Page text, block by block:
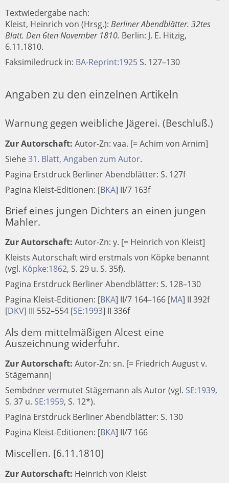
Textwiedergabe nach:
Kleist, Heinrich von (Hrsg.): Berliner Abendblätter. 32tes
Blatt. Den 6ten November 1810. Berlin: J. E. Hitzig,
6.11.1810.
Faksimiledruck in: BA-Reprint:1925 S. 127–130
Angaben zu den einzelnen Artikeln
Warnung gegen weibliche Jägerei. (Beschluß.)
Zur Autorschaft: Autor-Zn: vaa. [= Achim von Arnim]
Siehe 31. Blatt, Angaben zum Autor.
Pagina Erstdruck Berliner Abendblätter: S. 127f
Pagina Kleist-Editionen: [BKA] II/7 163f
Brief eines jungen Dichters an einen jungen
Mahler.
Zur Autorschaft: Autor-Zn: y. [= Heinrich von Kleist]
Kleists Autorschaft wird erstmals von Köpke benannt
(vgl. Köpke:1862, S. 29 u. S. 35f).
Pagina Erstdruck Berliner Abendblätter: S. 128–130
Pagina Kleist-Editionen: [BKA] II/7 164–166 [MA] II 392f
[DKV] III 552–554 [SE:1993] II 336f
Als dem mittelmäßigen Alcest eine
Auszeichnung widerfuhr.
Zur Autorschaft: Autor-Zn: sn. [= Friedrich August v.
Stägemann]
Sembdner vermutet Stägemann als Autor (vgl. SE:1939,
S. 37 u. SE:1959, S. 12*).
Pagina Erstdruck Berliner Abendblätter: S. 130
Pagina Kleist-Editionen: [BKA] II/7 166
Miscellen. [6.11.1810]
Zur Autorschaft: Heinrich von Kleist